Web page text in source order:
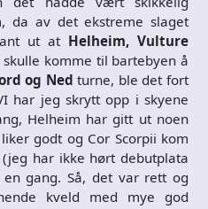
da av det ekstreme slaget
ut at Helheim, Vulture
skulle komme til bartebyen å
og Ned turne, ble det fort
har jeg skrytt opp i skyene
Helheim har gitt ut noen
godt og Cor Scorpii kom
har ikke hørt debutplata
gang. Så, det var rett og
kveld med mye god